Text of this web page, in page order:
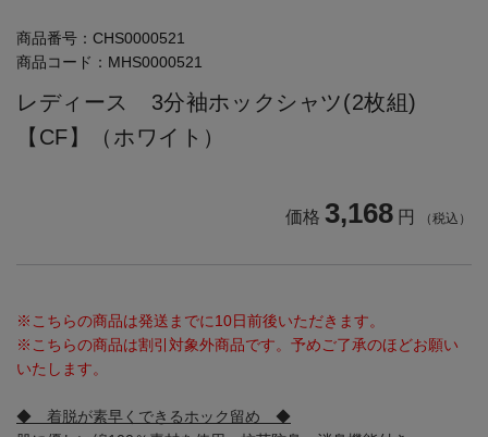
商品番号： CHS0000521
商品コード： MHS0000521
レディース 3分袖ホックシャツ(2枚組)
【CF】（ホワイト）
価格 3,168 円 （税込）
※こちらの商品は発送までに10日前後いただきます。
※こちらの商品は割引対象外商品です。予めご了承のほどお願い
いたします。
◆ 着脱が素早くできるホック留め ◆